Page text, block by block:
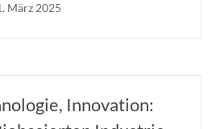
März 2025
Innovation: